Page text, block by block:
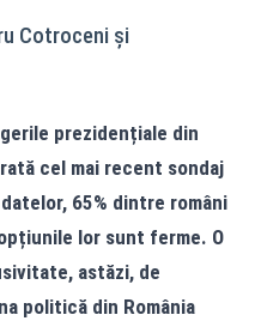
Cotroceni și
prezidențiale din
cel mai recent sondaj
65% dintre români
lor sunt ferme. O
astăzi, de
politică din România